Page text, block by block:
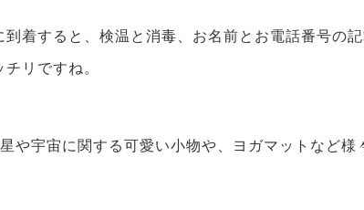
到着すると、検温と消毒、お名前とお電話番号の記
リですね。
や宇宙に関する可愛い小物や、ヨガマットなど様